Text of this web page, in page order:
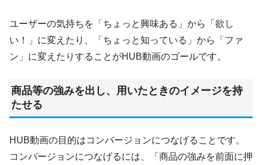
ユーザーの気持ちを「ちょっと興味ある」から「欲し
い！」に変えたり、「ちょっと知っている」から「ファ
ン」に変えたりすることがHUB動画のゴールです。
商品等の強みを出し、用いたときのイメージを持
たせる
HUB動画の目的はコンバージョンにつなげることです。
コンバージョンにつなげるには、「商品の強みを前面に押